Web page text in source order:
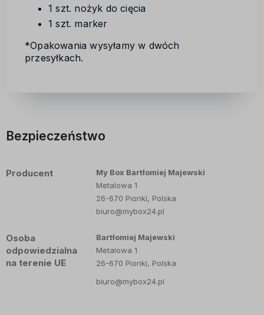
1 szt. nożyk do cięcia
1 szt. marker
*Opakowania wysyłamy w dwóch
przesyłkach.
Bezpieczeństwo
Producent
My Box Bartłomiej Majewski
Metalowa 1
26-670 Pionki, Polska
biuro@mybox24.pl
Osoba
odpowiedzialna
na terenie UE
Bartłomiej Majewski
Metalowa 1
26-670 Pionki, Polska
biuro@mybox24.pl